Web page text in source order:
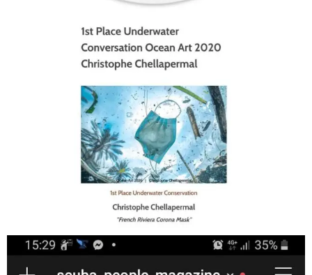
scuba_people_magazine